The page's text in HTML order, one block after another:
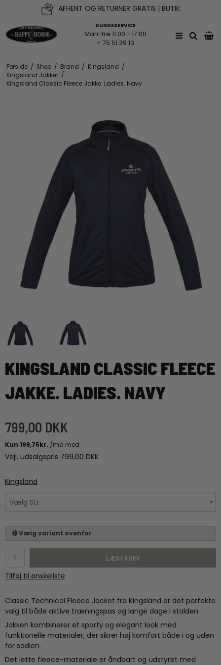
AFHENT OG RETURNER GRATIS | BUTIK
KUNDESERVICE
Man-fre 11.00 - 17.00
+ 75 51 39 13
Forside / Shop / Brand / Kingsland /
Kingsland Jakker /
Kingsland Classic Fleece Jakke. Ladies. Navy
KINGSLAND CLASSIC FLEECE
JAKKE. LADIES. NAVY
799,00 DKK
Vejl. udsalgspris 799,00 DKK
Kingsland
Vælg Str
Vælg variant ovenfor
LÆG I KURV
Tilføj til ønskeliste
Classic Technical Fleece Jacket fra Kingsland er det perfekte
valg til både aktive træningspas og lange dage i stalden.
Jakken kombinerer et sporty og elegant look med
funktionelle materialer, der sikrer høj komfort både i og uden
for sadlen.
Det lette fleece-materiale er åndbart og udstyret med